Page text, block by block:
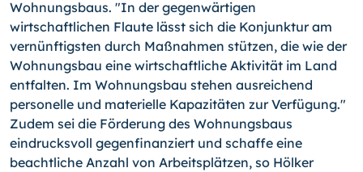
Wohnungsbaus. "In der gegenwärtigen
wirtschaftlichen Flaute lässt sich die Konjunktur am
vernünftigsten durch Maßnahmen stützen, die wie der
Wohnungsbau eine wirtschaftliche Aktivität im Land
entfalten. Im Wohnungsbau stehen ausreichend
personelle und materielle Kapazitäten zur Verfügung."
Zudem sei die Förderung des Wohnungsbaus
eindrucksvoll gegenfinanziert und schaffe eine
beachtliche Anzahl von Arbeitsplätzen, so Hölker